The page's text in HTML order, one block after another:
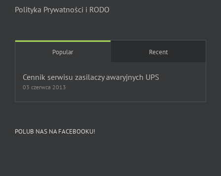
Polityka Prywatności i RODO
Popular Recent
Cennik serwisu zasilaczy awaryjnych UPS
03 czerwca 2013
POLUB NAS NA FACEBOOKU!